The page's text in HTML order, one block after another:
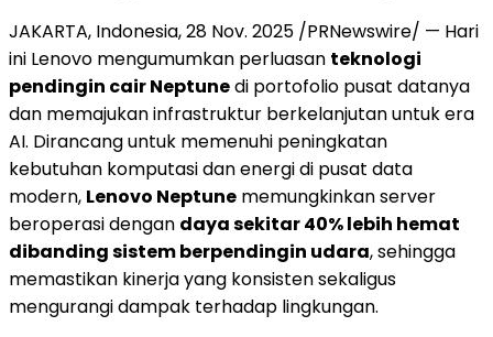
JAKARTA, Indonesia,28 Nov. 2025 /PRNewswire/ — Hari
ini Lenovo mengumumkan perluasan teknologi
pendingin cair Neptunedi portofolio pusat datanya
dan memajukan infrastruktur berkelanjutan untuk era
AI. Dirancang untuk memenuhi peningkatan
kebutuhan komputasi dan energi di pusat data
modern, Lenovo Neptune memungkinkan server
beroperasi dengan daya sekitar 40% lebih hemat
dibanding sistem berpendingin udara, sehingga
memastikan kinerja yang konsisten sekaligus
mengurangi dampak terhadap lingkungan.